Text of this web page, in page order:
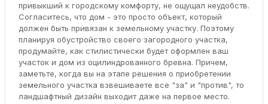
привыкший к городскому комфорту, не ощущал неудобств.
Согласитесь, что дом - это просто объект, который
должен быть привязан к земельному участку. Поэтому
планируя обустройство своего загородного участка,
продумайте, как стилистически будет оформлен ваш
участок и дом из оцилиндрованного бревна. Причем,
заметьте, когда вы на этапе решения о приобретении
земельного участка взвешиваете все "за" и "против", то
ландшафтный дизайн выходит даже на первое место.